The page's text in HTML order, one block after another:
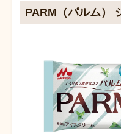
PARM（パルム）